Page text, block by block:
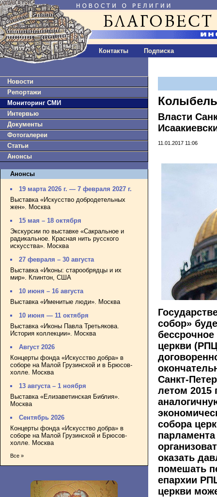
Контакты Подписка
Новости
Репортажи
Мониторинг СМИ
Интервью
Документы
Фотогалереи
Статьи
Анонсы
Анонсы
19 марта 2026 г. — 7 февраля 2027 г.
Выставка «Искусство добродетельных
жен». Москва
15 мая – 18 октября
Экскурсии по выставке «Сакральное и
радикальное. Красная нить русского
искусства». Москва
27 февраля – 30 августа
Выставка «Иконы: старообрядцы и их
мир». Клинтон, США
10 июня – 16 августа
Выставка «Именитые люди». Москва
10 июня — 11 октября
Выставка «Иконы Павла Третьякова.
История коллекции». Москва
Август 2026
Концерты фонда «Искусство добра» в
соборе на Малой Грузинской и в Брюсов-
холле. Москва
13 августа – 1 ноября
Выставка «Елизаветинская Библия».
Москва
Сентябрь 2026
Концерты фонда «Искусство добра» в
соборе на Малой Грузинской и Брюсов-
холле. Москва
Все »
Власти
11.01.2017 11:06
собор»
церкви
Санкт-
летом 2015
собора
оказать
помешать
епархии
церкви